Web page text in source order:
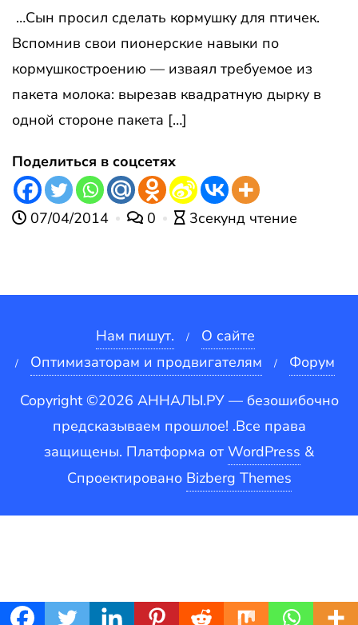
…Сын просил сделать кормушку для птичек.
Вспомнив свои пионерские навыки по
кормушкостроению — изваял требуемое из
пакета молока: вырезав квадратную дырку в
одной стороне пакета […]
Поделиться в соцсетях
07/04/2014 0 3секунд чтение
Нам пишут.
О сайте
Оптимизаторам и продвигателям
Форум
Copyright ©2026 АННАЛЫ.РУ — безошибочно
предсказываем прошлое! .Все права
защищены. Платформа от WordPress &
Спроектировано Bizberg Themes